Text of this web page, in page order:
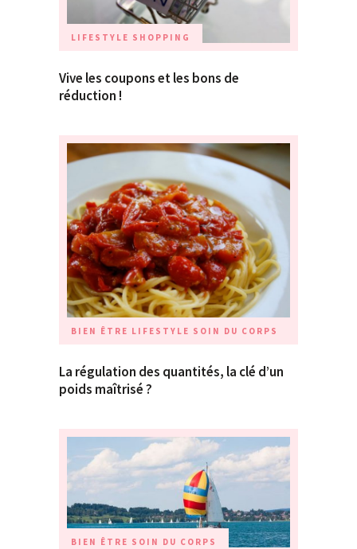
LIFESTYLE SHOPPING
Vive les coupons et les bons de
réduction !
BIEN ÊTRE LIFESTYLE SOIN DU CORPS
La régulation des quantités, la clé d’un
poids maîtrisé ?
BIEN ÊTRE SOIN DU CORPS